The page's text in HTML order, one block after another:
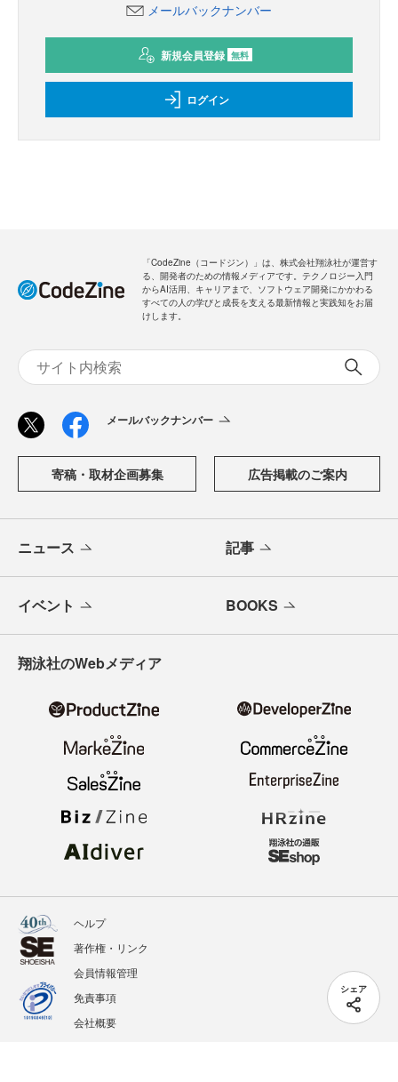
シェア
メールバックナンバー
新規会員登録 無料
ログイン
「CodeZine（コードジン）」は、株式会社翔泳社が運営す
る、開発者のための情報メディアです。テクノロジー入門
からAI活用、キャリアまで、ソフトウェア開発にかかわる
すべての人の学びと成長を支える最新情報と実践知をお届
けします。
メールバックナンバー
寄稿・取材企画募集 広告掲載のご案内
ニュース 記事
イベント BOOKS
翔泳社のWebメディア
ヘルプ
著作権・リンク
会員情報管理
免責事項
会社概要